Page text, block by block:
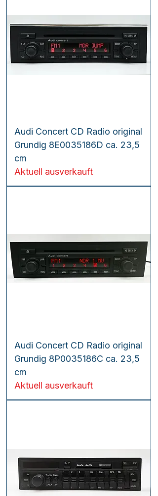
Audi Concert CD Radio original
Grundig 8E0035186D ca. 23,5
cm
Aktuell ausverkauft
Audi Concert CD Radio original
Grundig 8P0035186C ca. 23,5
cm
Aktuell ausverkauft